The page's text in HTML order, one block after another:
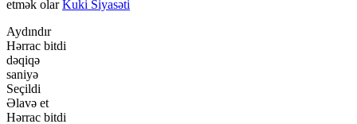
etmək olarKuki Siyasəti
Aydındır
Hərrac bitdi
dəqiqə
saniyə
Seçildi
Əlavə et
Hərrac bitdi